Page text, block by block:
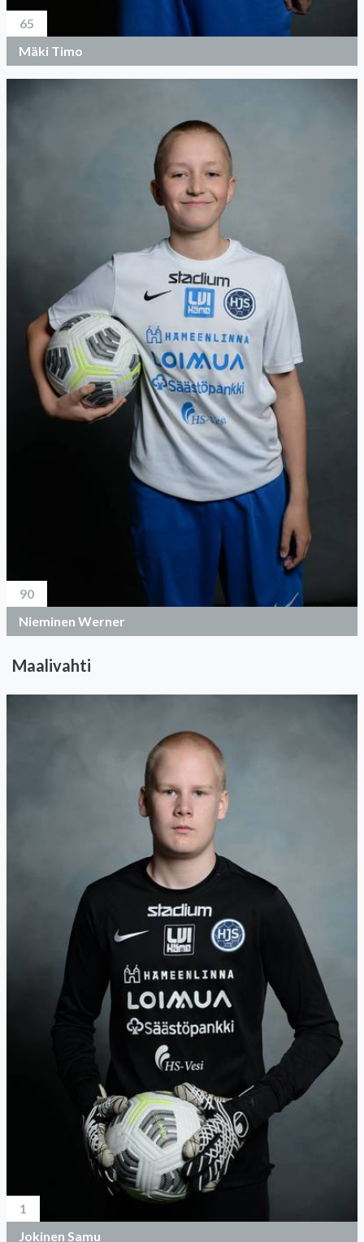
65
Mäki Timo
90
Nieminen Werner
Maalivahti
1
Jokinen Samu